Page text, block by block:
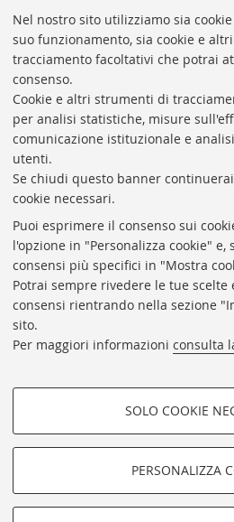
Nel nostro sito utilizziamo sia
suo funzionamento, sia cookie e
tracciamento facoltativi che potrai
consenso.
Cookie e altri strumenti di
per analisi statistiche, misure
comunicazione istituzionale e
utenti.
Se chiudi questo banner
cookie necessari.
Puoi esprimere il consenso sui
l'opzione in "Personalizza cookie"
consensi più specifici in "Mostra
Potrai sempre rivedere le tue scelte
consensi rientrando nella sezione
sito.
Per maggiori informazioni consulta
COOKIE DI PROFILAZIONE -
FACOLTATIVI
navigazione degli utenti, creare profili
SOLO COOKIE
PERSONALIZZA
UNIVERSITARIA
Presidente: prof. Francesco Citti
Coordinatrice gestionale: Maria Pia
Responsabile Amministrativo:
Via Zamboni, 33/35 - 40126 Bologna
Tel. +39 051 2088306 - Fax +39 051
bub.info@unibo.it
bub.biblioteca@pec.unibo.it
Dove siamo
Orario dei servizi
Helpdesk
Rubrica di Ateneo
Privacy e note legali